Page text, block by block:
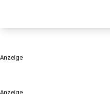
Anzeige
Anzeige